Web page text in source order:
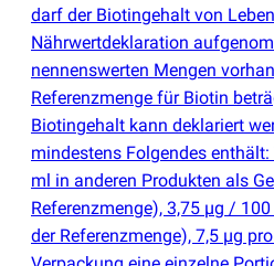
darf der Biotingehalt von
Nährwertdeklaration
nennenswerten Mengen
Referenzmenge für Biotin
Biotingehalt kann deklariert
mindestens Folgendes
ml in anderen Produkten als
Referenzmenge), 3,75 µg /
der Referenzmenge), 7,5 µg